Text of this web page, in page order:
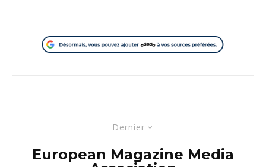
Dernier
European Magazine Media